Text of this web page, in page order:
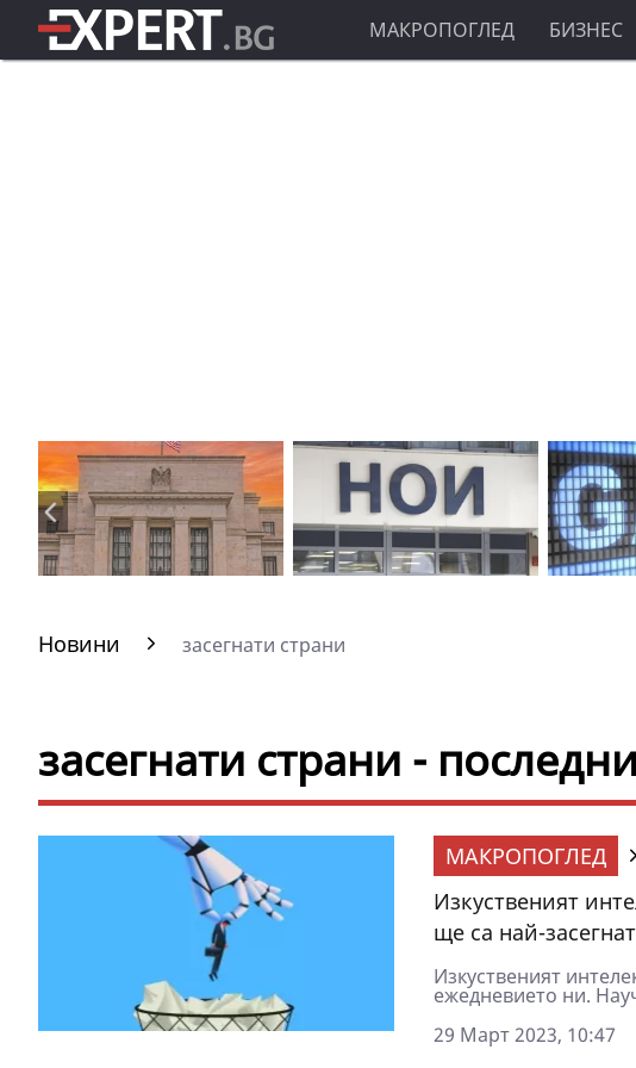
МАКРОПОГЛЕД БИЗНЕС
Новини засегнати страни
засегнати страни -
МАКРОПОГЛЕД
Изкуственият
ще са най-
Изкуственият
ежедневието ни.
29 Март 2023, 10:47